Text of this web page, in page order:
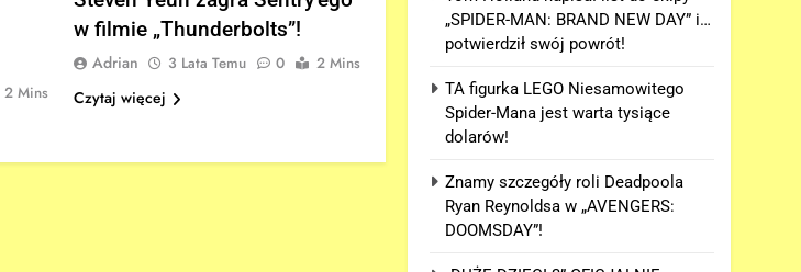
2 Mins
w filmie „Thunderbolts”!
Adrian 3 Lata Temu 0 2 Mins
Czytaj więcej
„SPIDER-MAN: BRAND NEW DAY” i…
potwierdził swój powrót!
TA figurka LEGO Niesamowitego
Spider-Mana jest warta tysiące
dolarów!
Znamy szczegóły roli Deadpoola
Ryan Reynoldsa w „AVENGERS:
DOOMSDAY”!